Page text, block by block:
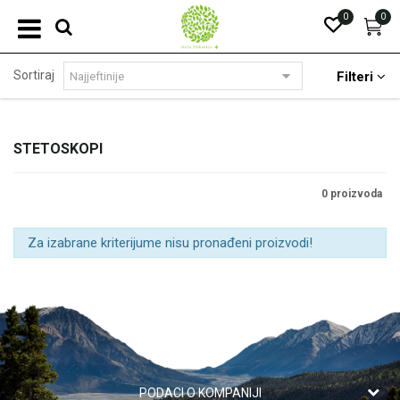
0
0
STETOSKOPI
Sortiraj Filteri
0 proizvoda
Za izabrane kriterijume nisu pronađeni proizvodi!
PODACI O KOMPANIJI